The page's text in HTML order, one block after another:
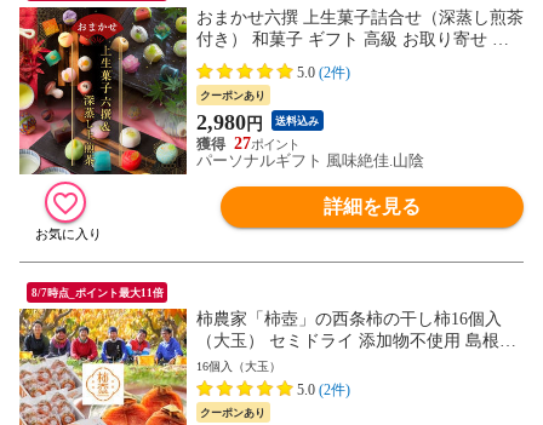
おまかせ六撰 上生菓子詰合せ（深蒸し煎茶
付き） 和菓子 ギフト 高級 お取り寄せ ス
イーツ 送料無料（北海道・沖縄を除く）
5.0 (2件)
クーポンあり
2,980円 送料込み
27
パーソナルギフト 風味絶佳.山陰
詳細を見る
8/7時点_ポイント最大11倍
柿農家「柿壺」の西条柿の干し柿16個入
（大玉） セミドライ 添加物不使用 島根県
産 柿 ギフト 送料無料（北海道・沖縄を除
く）
16個入（大玉）
5.0 (2件)
クーポンあり